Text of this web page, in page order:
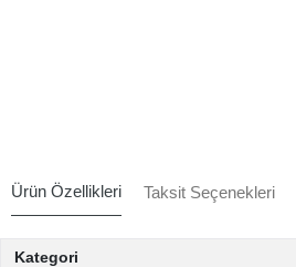
Ürün Özellikleri Taksit Seçenekleri
Kategori